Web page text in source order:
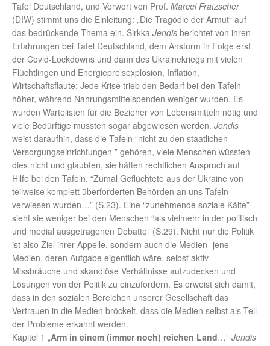
Tafel Deutschland, und Vorwort von Prof. Marcel Fratzscher
(DIW) stimmt uns die Einleitung: „Die Tragödie der Armut“ auf
das bedrückende Thema ein. Sirkka Jendis berichtet von ihren
Erfahrungen bei Tafel Deutschland, dem Ansturm in Folge erst
der Covid-Lockdowns und dann des Ukrainekriegs mit vielen
Flüchtlingen und Energiepreisexplosion, Inflation,
Wirtschaftsflaute: Jede Krise trieb den Bedarf bei den Tafeln
höher, während Nahrungsmittelspenden weniger wurden. Es
wurden Wartelisten für die Bezieher von Lebensmitteln nötig und
viele Bedürftige mussten sogar abgewiesen werden. Jendis
weist daraufhin, dass die Tafeln “nicht zu den staatlichen
Versorgungseinrichtungen ” gehören, viele Menschen wüssten
dies nicht und glaubten, sie hätten rechtlichen Anspruch auf
Hilfe bei den Tafeln. “Zumal Geflüchtete aus der Ukraine von
teilweise komplett überforderten Behörden an uns Tafeln
verwiesen wurden…” (S.23). Eine “zunehmende soziale Kälte”
sieht sie weniger bei den Menschen “als vielmehr in der politisch
und medial ausgetragenen Debatte” (S.29). Nicht nur die Politik
ist also Ziel ihrer Appelle, sondern auch die Medien -jene
Medien, deren Aufgabe eigentlich wäre, selbst aktiv
Missbräuche und skandlöse Verhältnisse aufzudecken und
Lösungen von der Politik zu einzufordern. Es erweist sich damit,
dass in den sozialen Bereichen unserer Gesellschaft das
Vertrauen in die Medien bröckelt, dass die Medien selbst als Teil
der Probleme erkannt werden.
Kapitel 1 „Arm in einem (immer noch) reichen Land…“ Jendis